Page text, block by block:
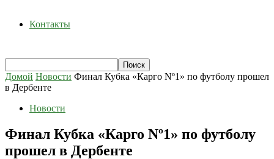
Контакты
Домой Новости Финал Кубка «Карго Nº1» по футболу прошел
в Дербенте
Новости
Финал Кубка «Карго Nº1» по футболу
прошел в Дербенте